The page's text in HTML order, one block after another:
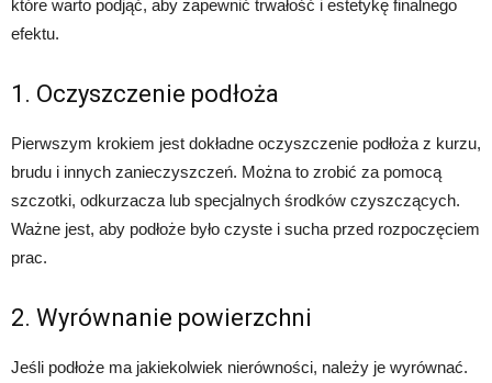
które warto podjąć, aby zapewnić trwałość i estetykę finalnego
efektu.
1. Oczyszczenie podłoża
Pierwszym krokiem jest dokładne oczyszczenie podłoża z kurzu,
brudu i innych zanieczyszczeń. Można to zrobić za pomocą
szczotki, odkurzacza lub specjalnych środków czyszczących.
Ważne jest, aby podłoże było czyste i sucha przed rozpoczęciem
prac.
2. Wyrównanie powierzchni
Jeśli podłoże ma jakiekolwiek nierówności, należy je wyrównać.